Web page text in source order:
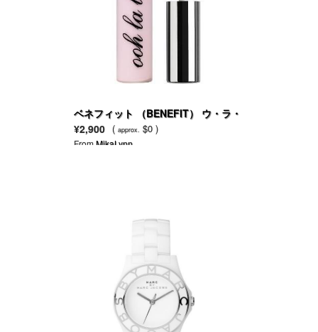
ベネフィット （BENEFIT） ウ・ラ・
リフト
¥2,900 ( approx. $0 )
FromMikaLynn